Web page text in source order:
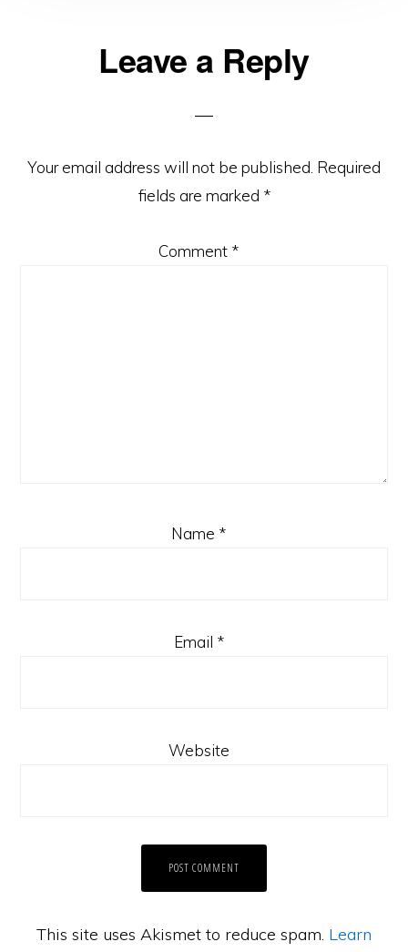
ReaderLeave a Reply
Your email address will not be published. Required
fields are marked *
Comment *
Name *
Email *
Website
This site uses Akismet to reduce spam. Learn